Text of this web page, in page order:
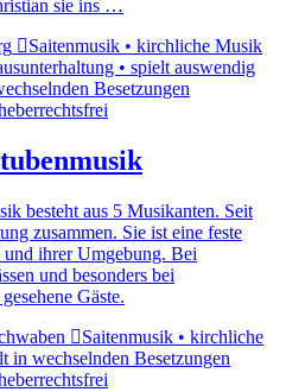
sie ins …
Saitenmusik • kirchliche Musik
• spielt auswendig
Besetzungen
besteht aus 5 Musikanten. Seit
zusammen. Sie ist eine feste
ihrer Umgebung. Bei
und besonders bei
Gäste.
Saitenmusik • kirchliche
in wechselnden Besetzungen